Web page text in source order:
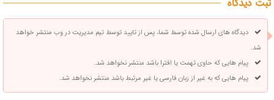
ثبت دیدگاه
دیدگاه های ارسال شده توسط شما، پس از تایید توسط تیم مدیریت در وب منتشر خواهد
شد.
پیام هایی که حاوی تهمت یا افترا باشد منتشر نخواهد شد.
پیام هایی که به غیر از زبان فارسی یا غیر مرتبط باشد منتشر نخواهد شد.